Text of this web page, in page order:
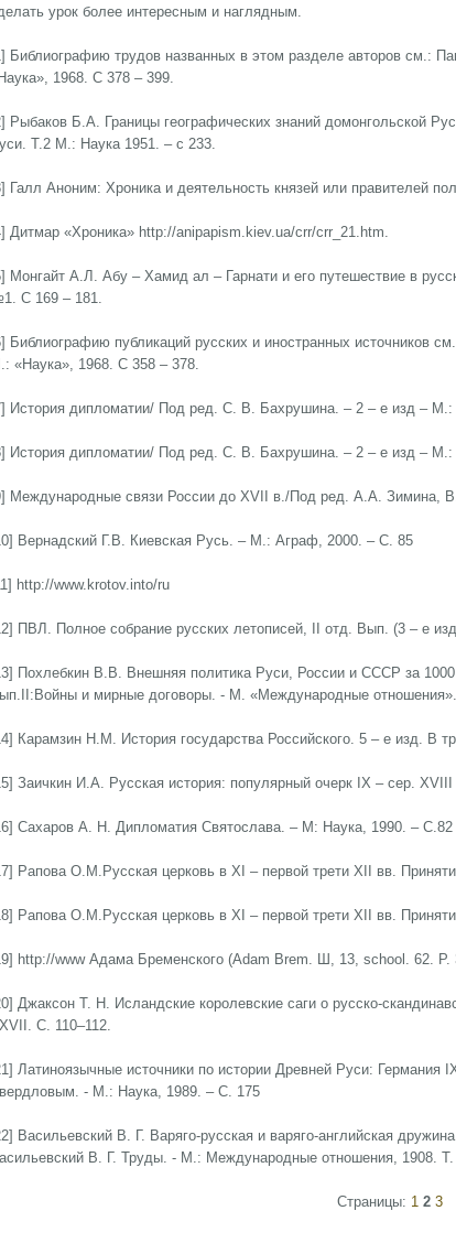
урок более интересным и наглядным.
Библиографию трудов названных в этом разделе авторов см.:
1968. С 378 – 399.
Рыбаков Б.А. Границы географических знаний домонгольской
Т.2 М.: Наука 1951. – с 233.
Галл Аноним: Хроника и деятельность князей или правителей
Дитмар «Хроника» http://anipapism.kiev.ua/crr/crr_21.htm.
Монгайт А.Л. Абу – Хамид ал – Гарнати и его путешествие в
С 169 – 181.
Библиографию публикаций русских и иностранных источников
«Наука», 1968. С 358 – 378.
История дипломатии/ Под ред. С. В. Бахрушина. – 2 – е изд –
История дипломатии/ Под ред. С. В. Бахрушина. – 2 – е изд –
Международные связи России до XVII в./Под ред. А.А. Зимина,
Вернадский Г.В. Киевская Русь. – М.: Аграф, 2000. – С. 85
http://www.krotov.into/ru
ПВЛ. Полное собрание русских летописей, II отд. Вып. (3 – е
Похлебкин В.В. Внешняя политика Руси, России и СССР за
и мирные договоры. - М. «Международные
Карамзин Н.М. История государства Российского. 5 – е изд. В
Заичкин И.А. Русская история: популярный очерк IX – сер.
Сахаров А. Н. Дипломатия Святослава. – М: Наука, 1990. – С.82
Рапова О.М.Русская церковь в XI – первой трети XII вв.
Рапова О.М.Русская церковь в XI – первой трети XII вв.
http://www Адама Бременского (Adam Brem. Ш, 13, school. 62. P.
Джаксон Т. Н. Исландские королевские саги о русско-
С. 110–112.
Латиноязычные источники по истории Древней Руси: Германия
- М.: Наука, 1989. – С. 175
Васильевский В. Г. Варяго-русская и варяго-английская
В. Г. Труды. - М.: Международные отношения, 1908.
Страницы: 1 2 3